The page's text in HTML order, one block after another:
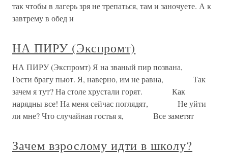
так чтобы в лагерь зря не трепаться, там и заночуете. А к
завтрему в обед и
НА ПИРУ (Экспромт)
НА ПИРУ (Экспромт) Я на званый пир позвана,
Гости брагу пьют. Я, наверно, им не равна, Так
зачем я тут? На столе хрустали горят. Как
нарядны все! На меня сейчас поглядят, Не уйти
ли мне? Что случайная гостья я, Все заметят
Зачем взрослому идти в школу?